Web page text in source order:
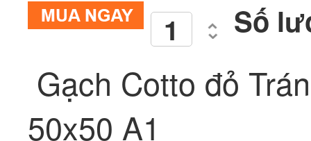
Số
Gạch Cotto đỏ
50x50 A1